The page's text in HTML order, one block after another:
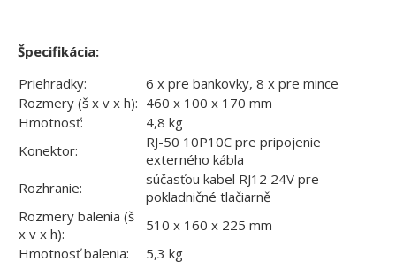
Špecifikácia:
Priehradky:
6 x pre bankovky, 8 x pre mince
Rozmery (š x v x h): 460 x 100 x 170 mm
Hmotnosť:
4,8 kg
Konektor:
RJ-50 10P10C pre pripojenie
externého kábla
Rozhranie:
súčasťou kabel RJ12 24V pre
pokladničné tlačiarně
Rozmery balenia (š
x v x h):
510 x 160 x 225 mm
Hmotnosť balenia:
5,3 kg